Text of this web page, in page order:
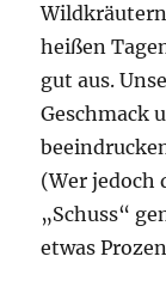
heißen
gut aus.
Geschmack
(Wer jedoch
„Schuss“
etwas